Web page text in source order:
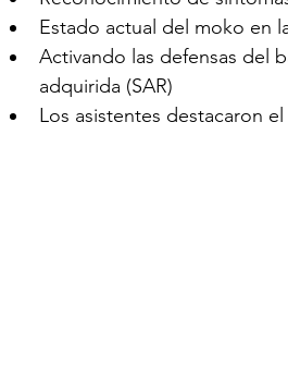
Estado actual del moko en
Activando las defensas del
adquirida (SAR)
Los asistentes destacaron